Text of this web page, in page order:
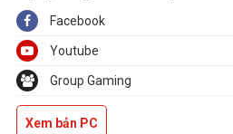
Facebook
Youtube
Group Gaming
Xem bản PC